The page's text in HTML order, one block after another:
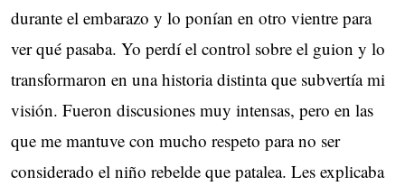
durante el embarazo y lo ponían en otro vientre para
ver qué pasaba. Yo perdí el control sobre el guion y lo
transformaron en una historia distinta que subvertía mi
visión. Fueron discusiones muy intensas, pero en las
que me mantuve con mucho respeto para no ser
considerado el niño rebelde que patalea. Les explicaba